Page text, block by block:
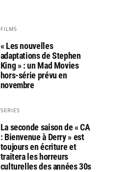
FILMS
« Les nouvelles
adaptations de Stephen
King » : un Mad Movies
hors-série prévu en
novembre
SERIES
La seconde saison de « CA
: Bienvenue à Derry » est
toujours en écriture et
traitera les horreurs
culturelles des années 30s